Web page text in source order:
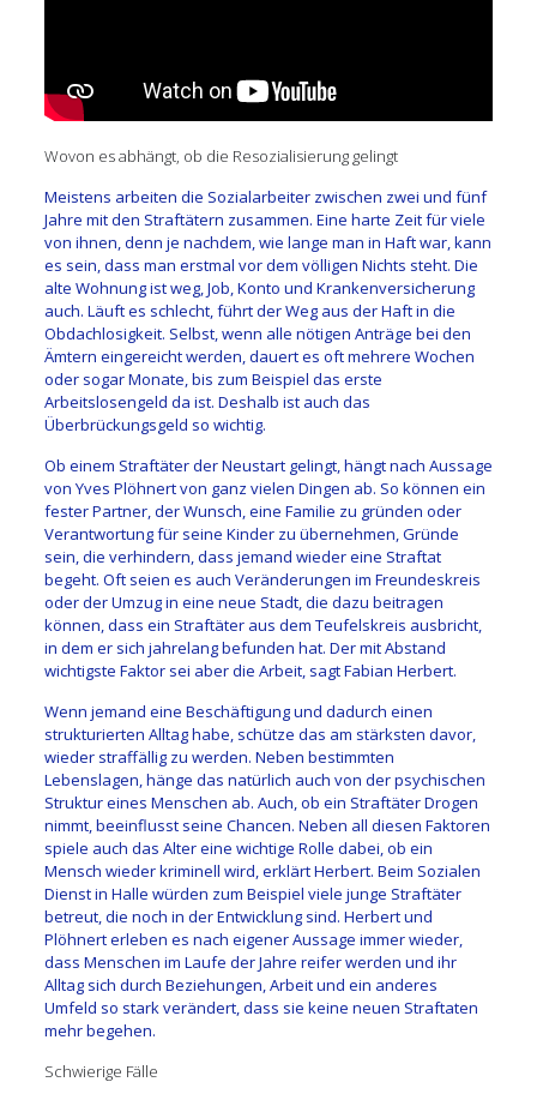
Wovon es abhängt, ob die Resozialisierung gelingt
Meistens arbeiten die Sozialarbeiter zwischen zwei und fünf
Jahre mit den Straftätern zusammen. Eine harte Zeit für viele
von ihnen, denn je nachdem, wie lange man in Haft war, kann
es sein, dass man erstmal vor dem völligen Nichts steht. Die
alte Wohnung ist weg, Job, Konto und Krankenversicherung
auch. Läuft es schlecht, führt der Weg aus der Haft in die
Obdachlosigkeit. Selbst, wenn alle nötigen Anträge bei den
Ämtern eingereicht werden, dauert es oft mehrere Wochen
oder sogar Monate, bis zum Beispiel das erste
Arbeitslosengeld da ist. Deshalb ist auch das
Überbrückungsgeld so wichtig.
Ob einem Straftäter der Neustart gelingt, hängt nach Aussage
von Yves Plöhnert von ganz vielen Dingen ab. So können ein
fester Partner, der Wunsch, eine Familie zu gründen oder
Verantwortung für seine Kinder zu übernehmen, Gründe
sein, die verhindern, dass jemand wieder eine Straftat
begeht. Oft seien es auch Veränderungen im Freundeskreis
oder der Umzug in eine neue Stadt, die dazu beitragen
können, dass ein Straftäter aus dem Teufelskreis ausbricht,
in dem er sich jahrelang befunden hat. Der mit Abstand
wichtigste Faktor sei aber die Arbeit, sagt Fabian Herbert.
Wenn jemand eine Beschäftigung und dadurch einen
strukturierten Alltag habe, schütze das am stärksten davor,
wieder straffällig zu werden. Neben bestimmten
Lebenslagen, hänge das natürlich auch von der psychischen
Struktur eines Menschen ab. Auch, ob ein Straftäter Drogen
nimmt, beeinflusst seine Chancen. Neben all diesen Faktoren
spiele auch das Alter eine wichtige Rolle dabei, ob ein
Mensch wieder kriminell wird, erklärt Herbert. Beim Sozialen
Dienst in Halle würden zum Beispiel viele junge Straftäter
betreut, die noch in der Entwicklung sind. Herbert und
Plöhnert erleben es nach eigener Aussage immer wieder,
dass Menschen im Laufe der Jahre reifer werden und ihr
Alltag sich durch Beziehungen, Arbeit und ein anderes
Umfeld so stark verändert, dass sie keine neuen Straftaten
mehr begehen.
Schwierige Fälle